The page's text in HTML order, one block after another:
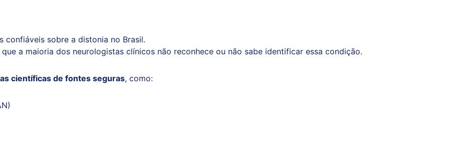
sobre a distonia no Brasil.
a maioria dos neurologistas clínicos não reconhece ou não sabe identificar essa condição.
científicas de fontes seguras, como: